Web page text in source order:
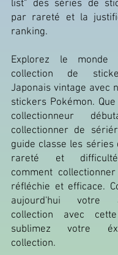
list" des séries de
par rareté et la
ranking.
Explorez le monde
collection de
Japonais vintage avec
stickers Pokémon.
collectionneur
collectionner de
guide classe les
rareté et
comment
réfléchie et efficace.
aujourd'hui votre
collection avec
sublimez votre
collection.